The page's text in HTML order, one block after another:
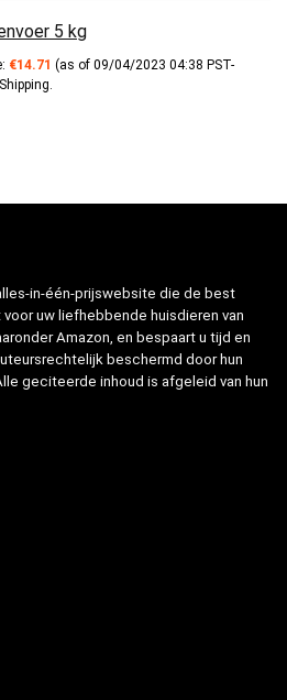
5 kg
€14.71 (as of 09/04/2023 04:38 PST-
.
in-één-prijswebsite die de best
uw liefhebbende huisdieren van
Amazon, en bespaart u tijd en
beschermd door hun
geciteerde inhoud is afgeleid van hun